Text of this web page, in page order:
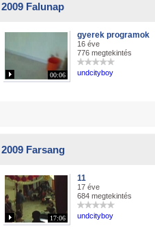
2009 Falunap
00:06
gyerek programok
16 éve
776 megtekintés
undcityboy
2009 Farsang
17:06
11
17 éve
684 megtekintés
undcityboy